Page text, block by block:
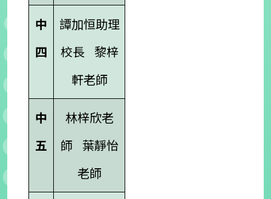
中
四
譚加恒助理
校長
黎梓
軒老師
中
五
林梓欣老
師
葉靜怡
老師